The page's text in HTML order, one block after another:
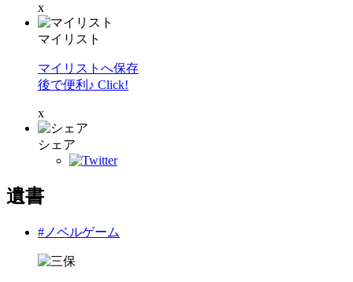
x
マイリスト
マイリストへ保存
後で便利♪ Click!
x
シェア
遺書
#ノベルゲーム